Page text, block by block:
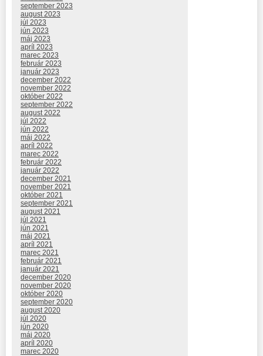
september 2023
august 2023
júl 2023
jún 2023
máj 2023
apríl 2023
marec 2023
február 2023
január 2023
december 2022
november 2022
október 2022
september 2022
august 2022
júl 2022
jún 2022
máj 2022
apríl 2022
marec 2022
február 2022
január 2022
december 2021
november 2021
október 2021
september 2021
august 2021
júl 2021
jún 2021
máj 2021
apríl 2021
marec 2021
február 2021
január 2021
december 2020
november 2020
október 2020
september 2020
august 2020
júl 2020
jún 2020
máj 2020
apríl 2020
marec 2020